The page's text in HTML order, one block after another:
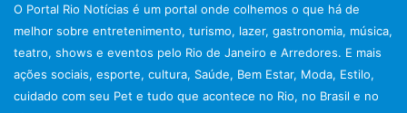
O Portal Rio Notícias é um portal onde colhemos o que há de
melhor sobre entretenimento, turismo, lazer, gastronomia, música,
teatro, shows e eventos pelo Rio de Janeiro e Arredores. E mais
ações sociais, esporte, cultura, Saúde, Bem Estar, Moda, Estilo,
cuidado com seu Pet e tudo que acontece no Rio, no Brasil e no